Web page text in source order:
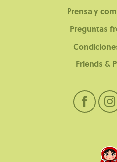
Prensa y
Preguntas
Friends &